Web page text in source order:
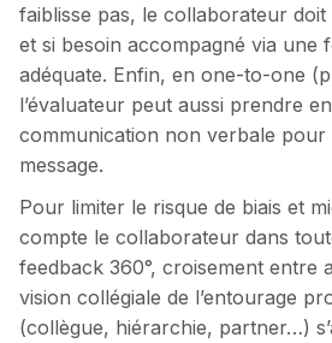
faiblisse pas, le collaborateur
et si besoin accompagné via une
adéquate. Enfin, en one-to-one
l’évaluateur peut aussi prendre
communication non verbale pour
message.
Pour limiter le risque de biais et
compte le collaborateur dans
feedback 360°, croisement entre
vision collégiale de l’entourage
(collègue, hiérarchie, partner…)